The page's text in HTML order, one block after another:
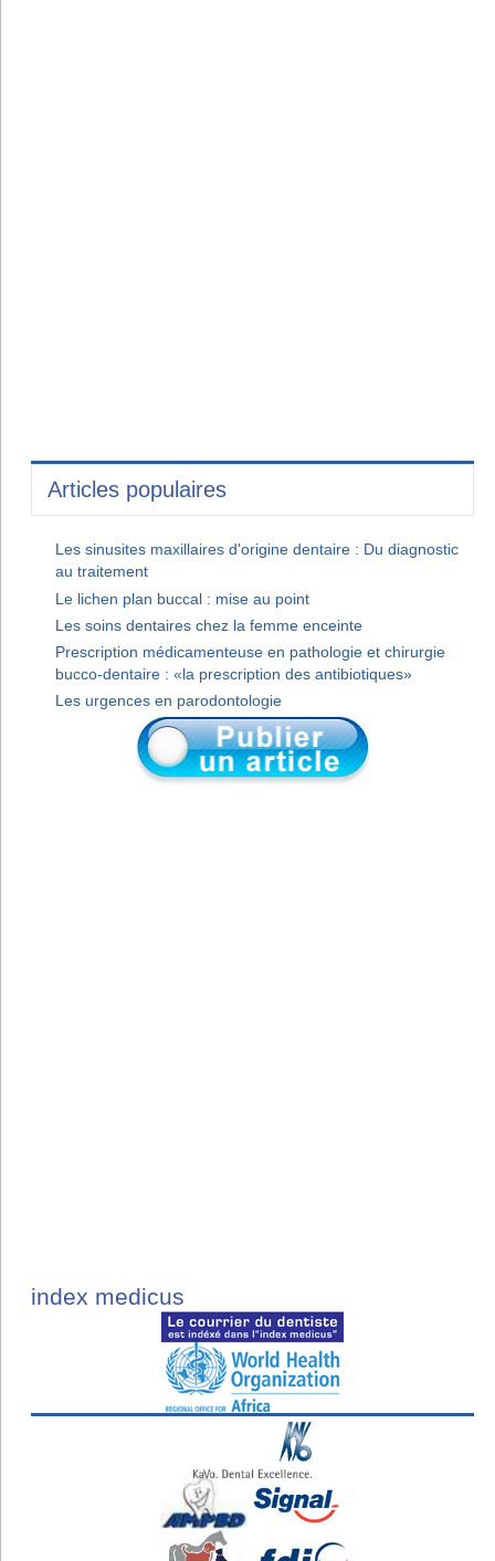
Articles populaires
Les sinusites maxillaires d'origine dentaire : Du diagnostic
au traitement
Le lichen plan buccal : mise au point
Les soins dentaires chez la femme enceinte
Prescription médicamenteuse en pathologie et chirurgie
bucco-dentaire : «la prescription des antibiotiques»
Les urgences en parodontologie
index medicus